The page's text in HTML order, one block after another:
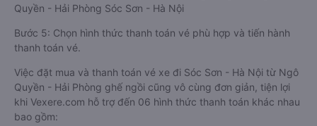
Quyền - Hải Phòng Sóc Sơn - Hà Nội
Bước 5: Chọn hình thức thanh toán vé phù hợp và tiến hành
thanh toán vé.
Việc đặt mua và thanh toán vé xe đi Sóc Sơn - Hà Nội từ Ngô
Quyền - Hải Phòng ghế ngồi cũng vô cùng đơn giản, tiện lợi
khi Vexere.com hỗ trợ đến 06 hình thức thanh toán khác nhau
bao gồm: